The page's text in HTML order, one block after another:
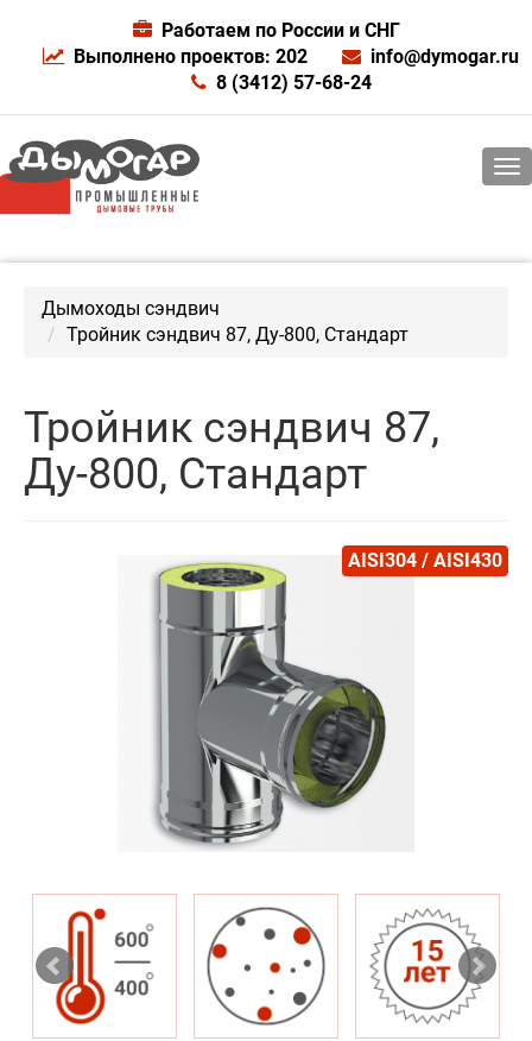
Работаем по России и СНГ
Выполнено проектов: 202
info@dymogar.ru
8 (3412) 57-68-24
Дымоходы сэндвич
Тройник сэндвич 87, Ду-800, Стандарт
Тройник сэндвич 87,
Ду-800, Стандарт
AISI304 / AISI430